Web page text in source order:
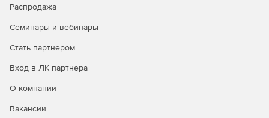
Операционная система Astra Linux Special Edition доступна
Редакция «ОРЕЛ» - обычный уровень защищенности.
Продукт является доступным техническим вариантом для
Распродажа
Семинары и вебинары
Стать партнером
Вход в ЛК партнера
О компании
Вакансии